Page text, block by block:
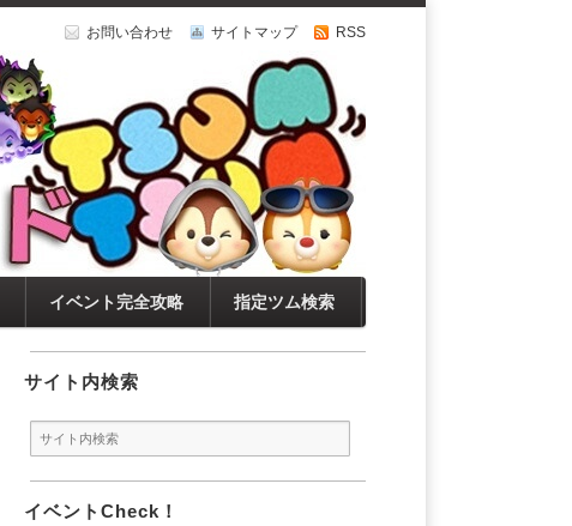
お問い合わせ サイトマップ RSS
イベント完全攻略 指定ツム検索
サイト内検索
イベントCheck！